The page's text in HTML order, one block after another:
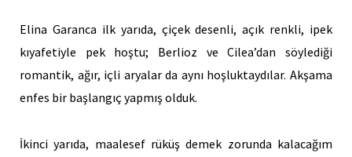
Elina Garanca ilk yarıda, çiçek desenli, açık renkli, ipek
kıyafetiyle pek hoştu; Berlioz ve Cilea’dan söylediği
romantik, ağır, içli aryalar da aynı hoşluktaydılar. Akşama
enfes bir başlangıç yapmış olduk.
İkinci yarıda, maalesef rüküş demek zorunda kalacağım